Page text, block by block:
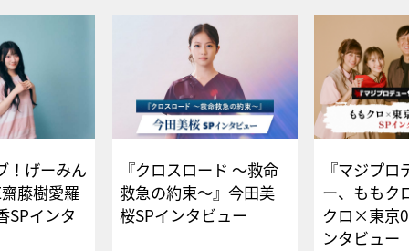
！げーみん
藤樹愛羅
SPインタ
『クロスロード ～救命
救急の約束～』今田美
桜SPインタビュー
『マジプロ
ー、ももク
クロ×東京
ンタビュー